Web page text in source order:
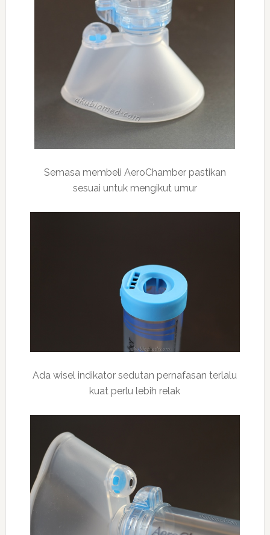
Semasa membeli AeroChamber pastikan
sesuai untuk mengikut umur
Ada wisel indikator sedutan pernafasan terlalu
kuat perlu lebih relak